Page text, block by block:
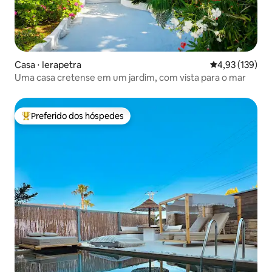
Casa ⋅ Ierapetra 4,93 de uma
4,93 (139)
Uma casa cretense em um jardim, com vista para o mar
Entre os melhores preferidos dos hóspedes
Preferido dos hóspedes